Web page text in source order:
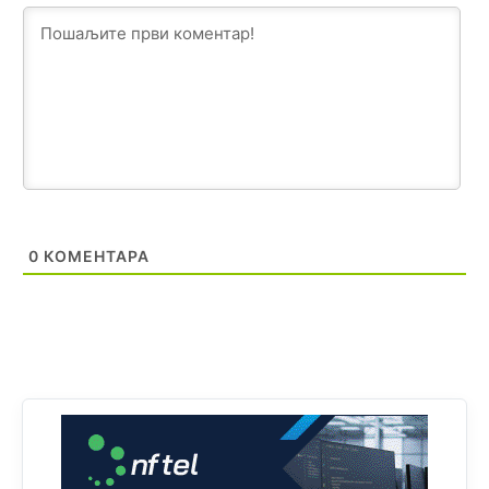
0 КОМЕНТАРА
Техеран и нинџе по Палама
БиХ није гласала да је тзв.Косово држава. Лупаш ко к у
р а ц по самару луди турко.
Анонимно2807895 јуче 12:18
Drzi pod kontrolom tri stvari jezik,karakter i
ponasanje...Uzivotu brani tri stvari:cast,prijatelja i
slabije.Iz zivota iskljuci tri stvari uvredu,neznanje i